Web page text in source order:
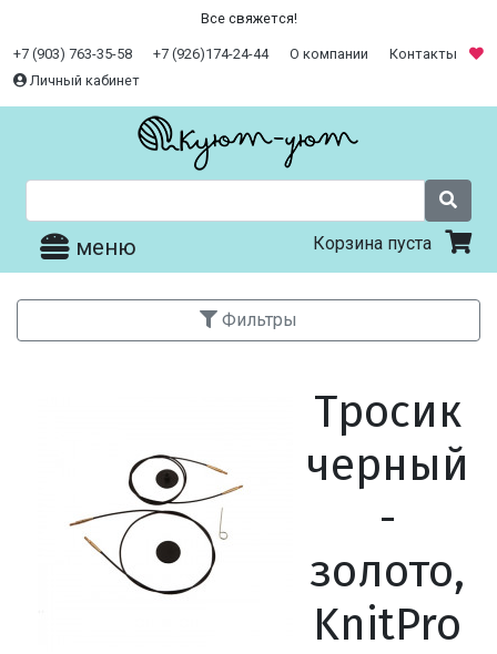
Все свяжется!
+7 (903) 763-35-58 +7 (926)174-24-44 О компании
Контакты
Личный кабинет
меню Корзина пуста
Фильтры
Тросик
черный
-
золото,
KnitPro